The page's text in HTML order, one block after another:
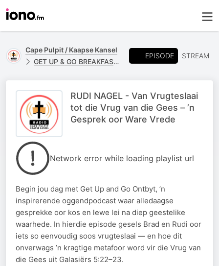
Cape Pulpit / Kaapse Kansel
GET UP & GO BREAKFAST - RUDI NAGEL
EPISODE STREAM
RUDI NAGEL - Van Vrugteslaai
tot die Vrug van die Gees – ’n
Gesprek oor Ware Vrede
Network error while loading playlist url
Begin jou dag met Get Up and Go Ontbyt, ’n
inspirerende oggendpodcast waar alledaagse
gesprekke oor kos en lewe lei na diep geestelike
waarhede. In hierdie episode gesels Brad en Rudi oor
iets so eenvoudig soos vrugteslaai — en hoe dit
onverwags ’n kragtige metafoor word vir die Vrug van
die Gees uit Galasiërs 5:22–23.